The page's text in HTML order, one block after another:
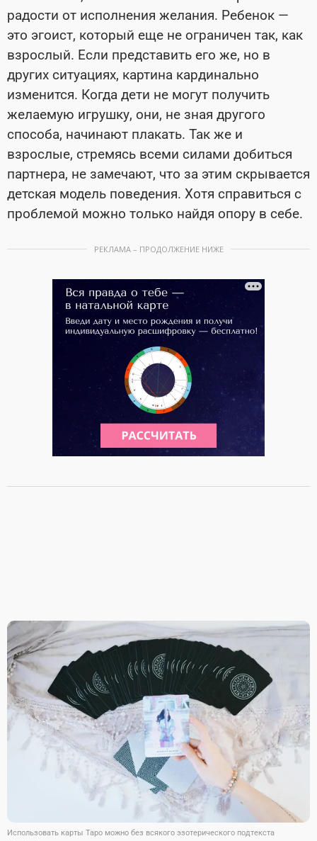
радости от исполнения желания. Ребенок —
это эгоист, который еще не ограничен так, как
взрослый. Если представить его же, но в
других ситуациях, картина кардинально
изменится. Когда дети не могут получить
желаемую игрушку, они, не зная другого
способа, начинают плакать. Так же и
взрослые, стремясь всеми силами добиться
партнера, не замечают, что за этим скрывается
детская модель поведения. Хотя справиться с
проблемой можно только найдя опору в себе.
РЕКЛАМА – ПРОДОЛЖЕНИЕ НИЖЕ
Использовать карты Таро можно без всякого эзотерического подтекста